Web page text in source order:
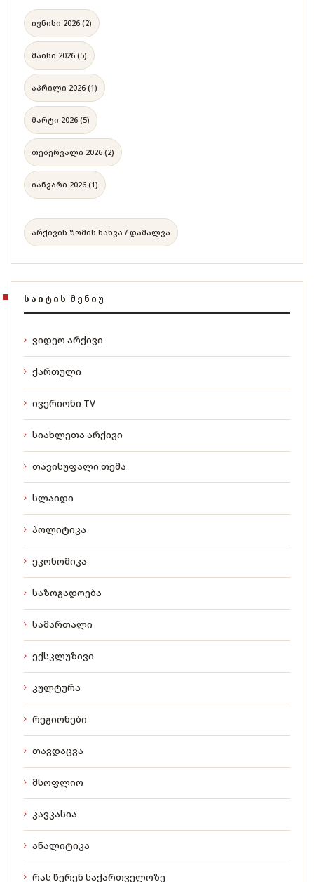
ივნისი 2026 (2)
მაისი 2026 (5)
აპრილი 2026 (1)
მარტი 2026 (5)
თებერვალი 2026 (2)
იანვარი 2026 (1)
არქივის ზომის ნახვა / დამალვა
ᲡᲐᲘᲢᲘᲡ ᲛᲔᲜᲘᲣ
ვიდეო არქივი
ქართული
ივერიონი TV
სიახლეთა არქივი
თავისუფალი თემა
სლაიდი
პოლიტიკა
ეკონომიკა
საზოგადოება
სამართალი
ექსკლუზივი
კულტურა
რეგიონები
თავდაცვა
მსოფლიო
კავკასია
ანალიტიკა
რას წერენ საქართველოზე